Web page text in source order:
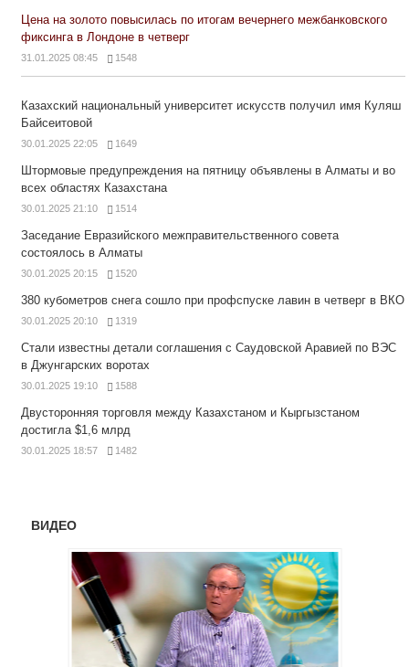
Цена на золото повысилась по итогам вечернего межбанковского
фиксинга в Лондоне в четверг
31.01.2025 08:45 1548
Казахский национальный университет искусств получил имя Куляш
Байсеитовой
30.01.2025 22:05 1649
Штормовые предупреждения на пятницу объявлены в Алматы и во
всех областях Казахстана
30.01.2025 21:10 1514
Заседание Евразийского межправительственного совета
состоялось в Алматы
30.01.2025 20:15 1520
380 кубометров снега сошло при профспуске лавин в четверг в ВКО
30.01.2025 20:10 1319
Стали известны детали соглашения с Саудовской Аравией по ВЭС
в Джунгарских воротах
30.01.2025 19:10 1588
Двусторонняя торговля между Казахстаном и Кыргызстаном
достигла $1,6 млрд
30.01.2025 18:57 1482
ВИДЕО